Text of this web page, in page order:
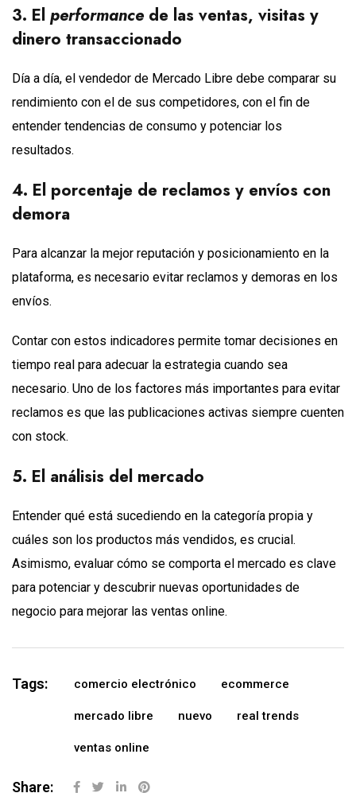
3. El performance de las ventas, visitas y
dinero transaccionado
Día a día, el vendedor de Mercado Libre debe comparar su
rendimiento con el de sus competidores, con el fin de
entender tendencias de consumo y potenciar los
resultados.
4. El porcentaje de reclamos y envíos con
demora
Para alcanzar la mejor reputación y posicionamiento en la
plataforma, es necesario evitar reclamos y demoras en los
envíos.
Contar con estos indicadores permite tomar decisiones en
tiempo real para adecuar la estrategia cuando sea
necesario. Uno de los factores más importantes para evitar
reclamos es que las publicaciones activas siempre cuenten
con stock.
5. El análisis del mercado
Entender qué está sucediendo en la categoría propia y
cuáles son los productos más vendidos, es crucial.
Asimismo, evaluar cómo se comporta el mercado es clave
para potenciar y descubrir nuevas oportunidades de
negocio para mejorar las ventas online.
Tags: comercio electrónico ecommerce
mercado libre nuevo real trends
ventas online
Share: